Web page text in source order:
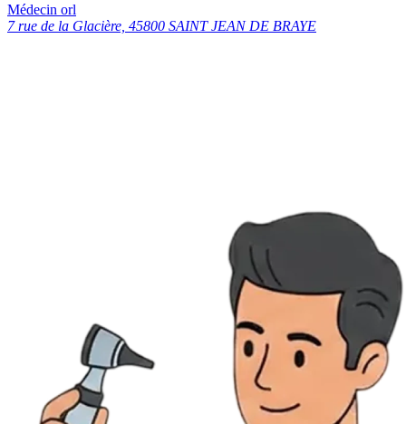
Médecin orl
7 rue de la Glacière, 45800 SAINT JEAN DE BRAYE